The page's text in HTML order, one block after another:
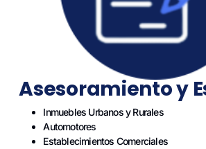
Asesoramiento y
Inmuebles Urbanos y Rurales
Automotores
Establecimientos Comerciales